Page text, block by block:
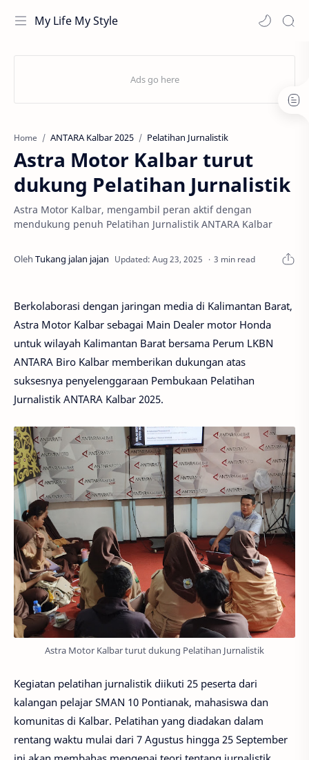
My Life My Style
Home ANTARA Kalbar 2025 Pelatihan Jurnalistik
Astra Motor Kalbar turut
dukung Pelatihan Jurnalistik
Astra Motor Kalbar, mengambil peran aktif dengan
mendukung penuh Pelatihan Jurnalistik ANTARA Kalbar
3 min read
Berkolaborasi dengan jaringan media di Kalimantan Barat,
Astra Motor Kalbar sebagai Main Dealer motor Honda
untuk wilayah Kalimantan Barat bersama Perum LKBN
ANTARA Biro Kalbar memberikan dukungan atas
suksesnya penyelenggaraan Pembukaan Pelatihan
Jurnalistik ANTARA Kalbar 2025.
Astra Motor Kalbar turut dukung Pelatihan Jurnalistik
Kegiatan pelatihan jurnalistik diikuti 25 peserta dari
kalangan pelajar SMAN 10 Pontianak, mahasiswa dan
komunitas di Kalbar. Pelatihan yang diadakan dalam
rentang waktu mulai dari 7 Agustus hingga 25 September